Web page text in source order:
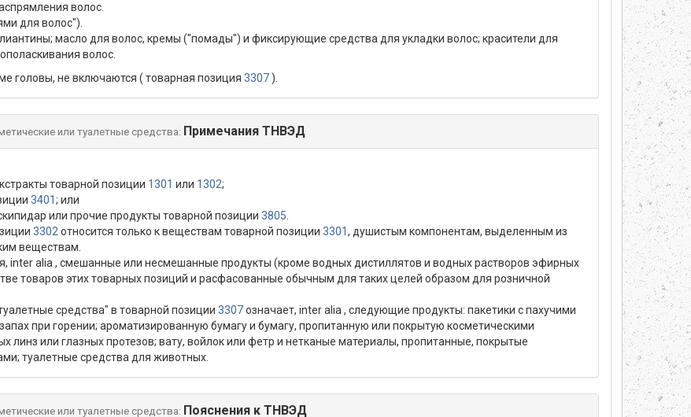
волос.
для волос").
масло для волос, кремы ("помады") и фиксирующие средства для укладки волос; красители для
волос.
головы, не включаются ( товарная позиция 3307).
или туалетные средства: Примечания ТНВЭД
товарной позиции 1301 или 1302;
3401; или
или прочие продукты товарной позиции 3805
3302 относится только к веществам товарной позиции 3301, душистым компонентам, выделенным из
веществам.
inter alia , смешанные или несмешанные продукты (кроме водных дистиллятов и водных растворов эфирных
товаров этих товарных позиций и расфасованные обычным для таких целей образом для розничной
средства" в товарной позиции 3307означает, inter alia , следующие продукты: пакетики с пахучими
при горении; ароматизированную бумагу и бумагу, пропитанную или покрытую косметическими
линз или глазных протезов; вату, войлок или фетр и нетканые материалы, пропитанные, покрытые
туалетные средства для животных.
или туалетные средства: Пояснения к ТНВЭД